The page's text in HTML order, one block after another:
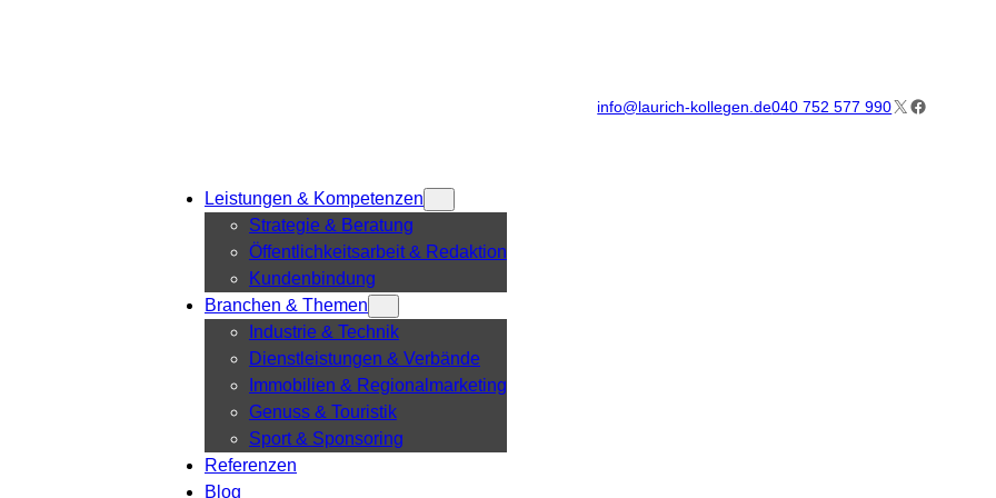
info@laurich-kollegen.de040 752 577 990X Facebook
Leistungen & Kompetenzen
Strategie & Beratung
Öffentlichkeitsarbeit & Redaktion
Kundenbindung
Branchen & Themen
Industrie & Technik
Dienstleistungen & Verbände
Immobilien & Regionalmarketing
Genuss & Touristik
Sport & Sponsoring
Referenzen
Blog